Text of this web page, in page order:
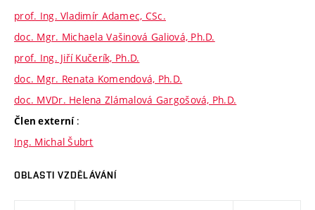
prof. Ing. Vladimír Adamec, CSc.
doc. Mgr. Michaela Vašinová Galiová, Ph.D.
prof. Ing. Jiří Kučerík, Ph.D.
doc. Mgr. Renata Komendová, Ph.D.
doc. MVDr. Helena Zlámalová Gargošová, Ph.D.
Člen externí :
Ing. Michal Šubrt
OBLASTI VZDĚLÁVÁNÍ